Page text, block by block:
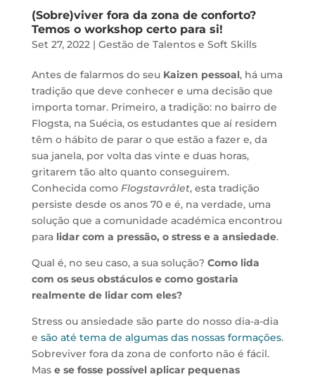
(Sobre)viver fora da zona de conforto?
Temos o workshop certo para si!
Set 27, 2022 | Gestão de Talentos e Soft Skills
Antes de falarmos do seu Kaizen pessoal, há uma
tradição que deve conhecer e uma decisão que
importa tomar. Primeiro, a tradição: no bairro de
Flogsta, na Suécia, os estudantes que aí residem
têm o hábito de parar o que estão a fazer e, da
sua janela, por volta das vinte e duas horas,
gritarem tão alto quanto conseguirem.
Conhecida como Flogstavrålet, esta tradição
persiste desde os anos 70 e é, na verdade, uma
solução que a comunidade académica encontrou
para lidar com a pressão, o stress e a ansiedade.
Qual é, no seu caso, a sua solução? Como lida
com os seus obstáculos e como gostaria
realmente de lidar com eles?
Stress ou ansiedade são parte do nosso dia-a-dia
e são até tema de algumas das nossas formações.
Sobreviver fora da zona de conforto não é fácil.
Mas e se fosse possível aplicar pequenas